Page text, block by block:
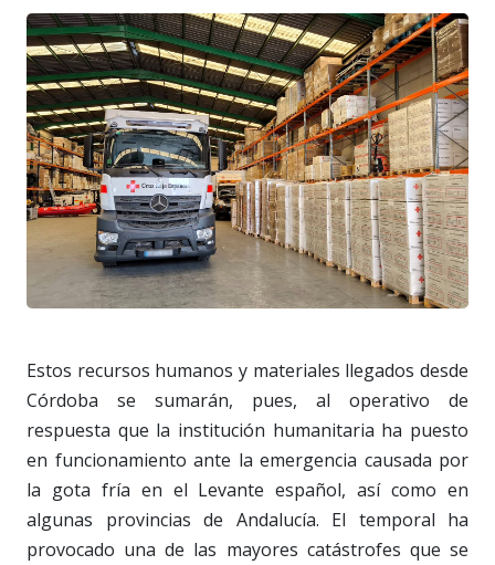
Estos recursos humanos y materiales llegados desde
Córdoba se sumarán, pues, al operativo de
respuesta que la institución humanitaria ha puesto
en funcionamiento ante la emergencia causada por
la gota fría en el Levante español, así como en
algunas provincias de Andalucía. El temporal ha
provocado una de las mayores catástrofes que se